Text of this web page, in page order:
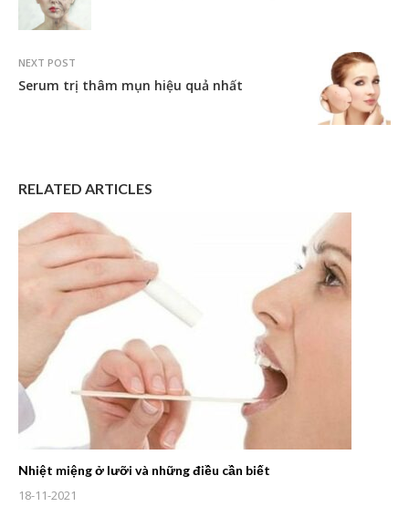
NEXT POST
Serum trị thâm mụn hiệu quả nhất
RELATED ARTICLES
Nhiệt miệng ở lưỡi và những điều cần biết
18-11-2021